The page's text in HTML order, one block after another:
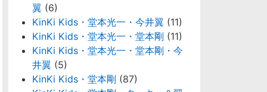
翼 (6)
KinKi Kids・堂本光一・今井翼 (11)
KinKi Kids・堂本光一・堂本剛 (11)
KinKi Kids・堂本光一・堂本剛・今
井翼 (5)
KinKi Kids・堂本剛 (87)